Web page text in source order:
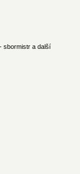
sbormistr a další